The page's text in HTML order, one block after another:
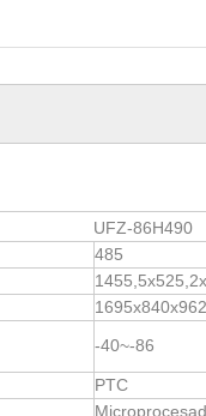
UFZ-86H490
485
1695x840x962
-40~-86
PTC